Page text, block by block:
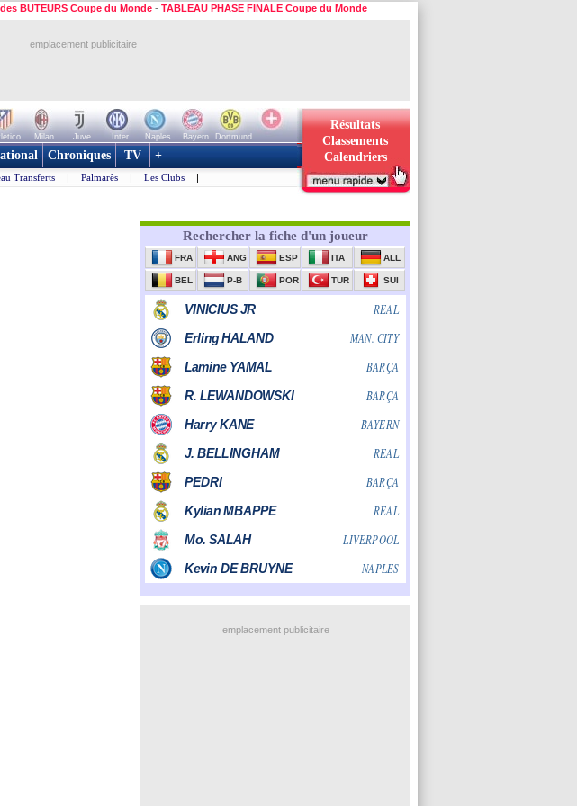
BUTEURS Coupe du Monde - TABLEAU PHASE FINALE Coupe du Monde
emplacement publicitaire
Milan Juve Inter Naples Bayern
Dortmund
Résultats
Classements
Calendriers
Chroniques TV +
Transferts | Palmarès | Les Clubs |
emplacement publicitaire